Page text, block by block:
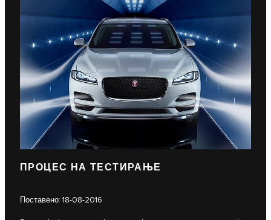
ПРОЦЕС НА ТЕСТИРАЊЕ
Поставено: 18-08-2016